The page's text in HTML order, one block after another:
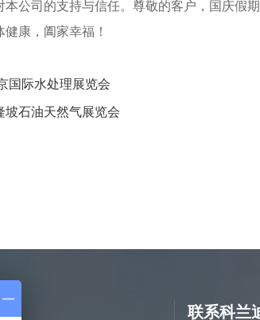
本公司的支持与信任。尊敬的客户，国庆假
康，阖家幸福！
国际水处理展览会
坡石油天然气展览会
联系科兰